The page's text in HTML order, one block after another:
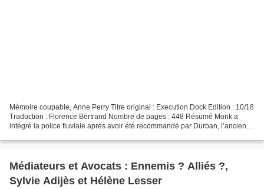
Mémoire coupable, Anne Perry Titre original : Execution Dock Edition : 10/18
Traduction : Florence Bertrand Nombre de pages : 448 Résumé Monk a
intégré la police fluviale après avoir été recommandé par Durban, l’ancien
Médiateurs et Avocats : Ennemis ? Alliés ?,
Sylvie Adijès et Hélène Lesser